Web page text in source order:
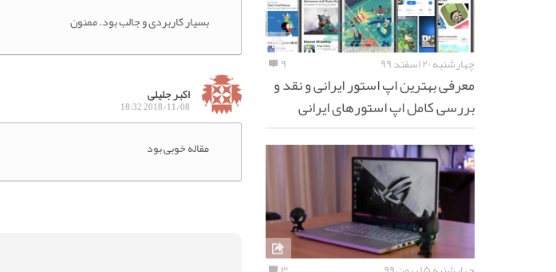
بسیار کاربردی و جالب بود. ممنون
اکبر جلیلی
2018/11/08 18:32
مقاله خوبی بود
چهارشنبه ۲۰ اسفند ۹۹ ۹
معرفی بهترین اپ استور ایرانی و نقد و
بررسی کامل اپ استورهای ایرانی